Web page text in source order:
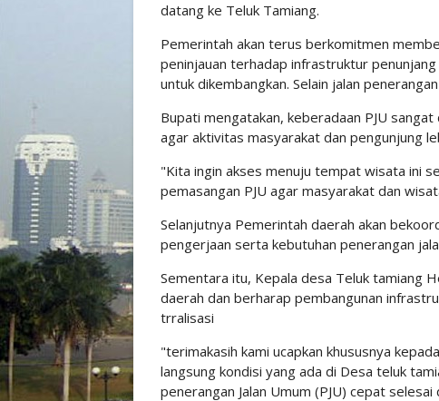
datang ke Teluk Tamiang.
Pemerintah akan terus berkomitmen
peninjauan terhadap infrastruktur
untuk dikembangkan. Selain jalan
Bupati mengatakan, keberadaan PJU
agar aktivitas masyarakat dan pengunjung
"Kita ingin akses menuju tempat wisata ini
pemasangan PJU agar masyarakat dan
Selanjutnya Pemerintah daerah akan
pengerjaan serta kebutuhan penerangan
Sementara itu, Kepala desa Teluk tamiang
daerah dan berharap pembangunan
trralisasi
"terimakasih kami ucapkan khususnya
langsung kondisi yang ada di Desa teluk
penerangan Jalan Umum (PJU) cepat